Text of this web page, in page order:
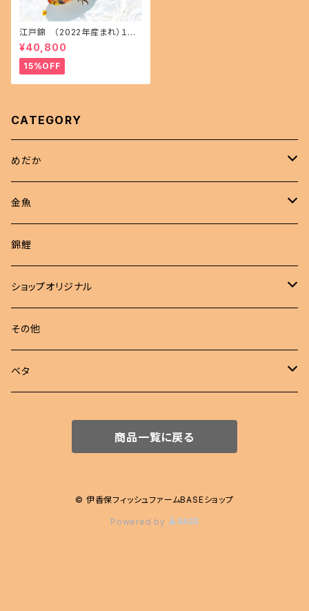
江戸錦 （2022年産まれ）１５
㎝前後 オス1 メス1(現物出品) i
kahoff AA-1114-32457-a
¥40,800
15%OFF
CATEGORY
めだか
現物商品
成魚
若魚
非選別商品
成魚
若魚
金魚
ピンポンパール
現物出品
江戸錦
東錦
らんちゅう
錦鯉
ショップオリジナル
めだか 定額
めだか セット
その他
ベタ
商品一覧に戻る
© 伊香保フィッシュファームBASEショップ
Powered by